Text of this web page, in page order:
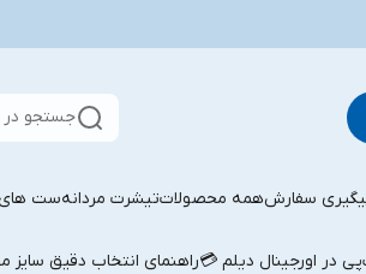
جستجو
سفارشهمه محصولاتتیشرت مردانهست های
در اورجینال دیلم 💳راهنمای انتخاب دقیق سایز